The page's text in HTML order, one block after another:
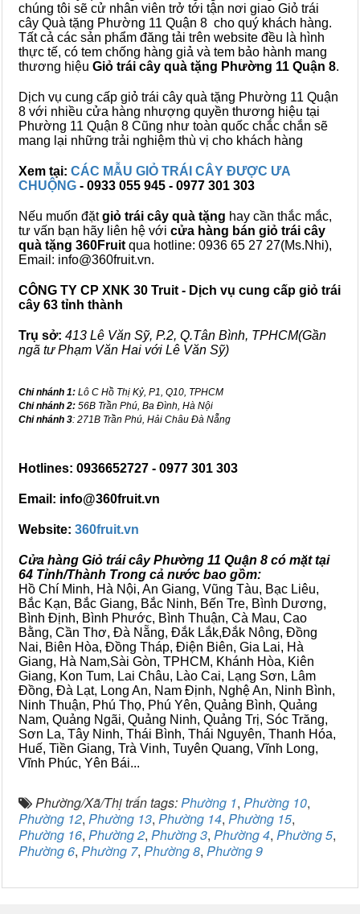
chúng tôi sẽ cử nhân viên trở tới tận nơi giao Giỏ trái
cây Quà tặng Phường 11 Quận 8 cho quý khách hàng.
Tất cả các sản phẩm đăng tải trên website đều là hình
thực tế, có tem chống hàng giả và tem bảo hành mang
thương hiệu Giỏ trái cây quà tặng Phường 11 Quận 8.
Dịch vụ cung cấp giỏ trái cây quà tặng Phường 11 Quận
8 với nhiều cửa hàng nhượng quyền thương hiệu tại
Phường 11 Quận 8 Cũng như toàn quốc chắc chắn sẽ
mang lại những trải nghiệm thù vị cho khách hàng
Xem tại: CÁC MẪU GIỎ TRÁI CÂY ĐƯỢC ƯA
CHUỘNG - 0933 055 945 - 0977 301 303
Nếu muốn đặtgiỏ trái cây quà tặng hay cần thắc mắc,
tư vấn bạn hãy liên hệ với cửa hàng bán giỏ trái cây
quà tặng 360Fruit qua hotline: 0936 65 27 27(Ms.Nhi),
Email: info@360fruit.vn.
CÔNG TY CP XNK 30 Truit - Dịch vụ cung cấp giỏ trái
cây 63 tỉnh thành
Trụ sở: 413 Lê Văn Sỹ, P.2, Q.Tân Bình, TPHCM(Gần
ngã tư Phạm Văn Hai với Lê Văn Sỹ)
Chi nhánh 1: Lô C Hồ Thị Kỷ, P1, Q10, TPHCM
Chi nhánh 2: 56B Trần Phú, Ba Đình, Hà Nội
Chi nhánh 3: 271B Trần Phú, Hải Châu Đà Nẵng
Hotlines: 0936652727 - 0977 301 303
Email: info@360fruit.vn
Website: 360fruit.vn
Cửa hàng Giỏ trái cây Phường 11 Quận 8 có mặt tại
64 Tỉnh/Thành Trong cả nước bao gồm:
Hồ Chí Minh, Hà Nội, An Giang, Vũng Tàu, Bạc Liêu,
Bắc Kạn, Bắc Giang, Bắc Ninh, Bến Tre, Bình Dương,
Bình Định, Bình Phước, Bình Thuận, Cà Mau, Cao
Bằng, Cần Thơ, Đà Nẵng, Đắk Lắk,Đắk Nông, Đồng
Nai, Biên Hòa, Đồng Tháp, Điện Biên, Gia Lai, Hà
Giang, Hà Nam,Sài Gòn, TPHCM, Khánh Hòa, Kiên
Giang, Kon Tum, Lai Châu, Lào Cai, Lạng Sơn, Lâm
Đồng, Đà Lạt, Long An, Nam Định, Nghệ An, Ninh Bình,
Ninh Thuận, Phú Thọ, Phú Yên, Quảng Bình, Quảng
Nam, Quảng Ngãi, Quảng Ninh, Quảng Trị, Sóc Trăng,
Sơn La, Tây Ninh, Thái Bình, Thái Nguyên, Thanh Hóa,
Huế, Tiền Giang, Trà Vinh, Tuyên Quang, Vĩnh Long,
Vĩnh Phúc, Yên Bái...
Phường/Xã/Thị trấn tags:Phường 1, Phường 10,
Phường 12, Phường 13, Phường 14, Phường 15,
Phường 16, Phường 2, Phường 3, Phường 4, Phường 5,
Phường 6, Phường 7, Phường 8, Phường 9